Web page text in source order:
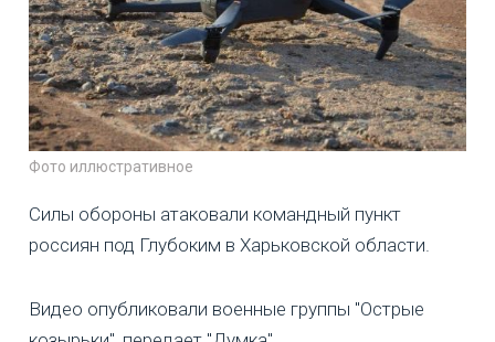
Фото иллюстративное
Силы обороны атаковали командный пункт
россиян под Глубоким в Харьковской области.
Видео опубликовали военные группы "Острые